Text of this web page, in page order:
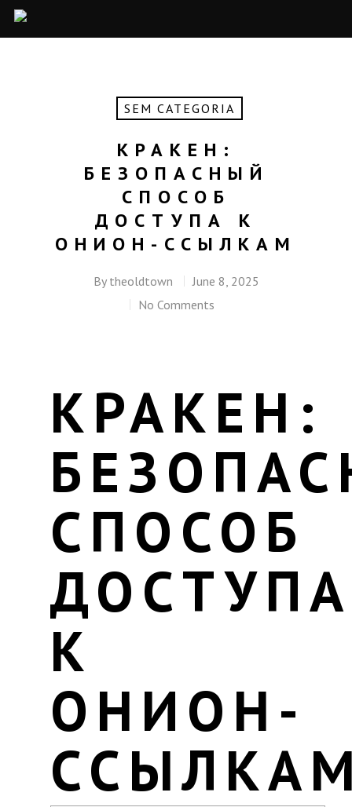
SEM CATEGORIA
КРАКЕН:
БЕЗОПАСНЫЙ
СПОСОБ
ДОСТУПА К
ОНИОН-ССЫЛКАМ
By theoldtown
June 8, 2025
No Comments
КРАКЕН:
СПОСОБ
ДОСТУПА
К
ОНИОН-